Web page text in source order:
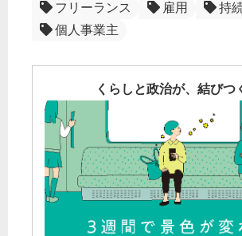
フリーランス
雇用
持
個人事業主
くらしと政治が、結びつ